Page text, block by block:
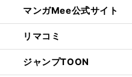
マンガMee公式サイト
リマコミ
ジャンプTOON